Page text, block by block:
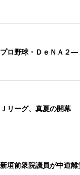
プロ野球・ＤｅＮＡ２―
Ｊリーグ、真夏の開幕
新垣前衆院議員が中道離